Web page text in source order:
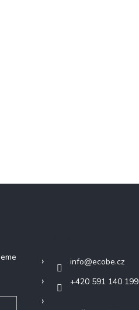
info@ecobe.cz
+420 591 140 199